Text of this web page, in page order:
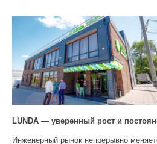
LUNDA — уверенный рост и
Инженерный рынок непрерывно